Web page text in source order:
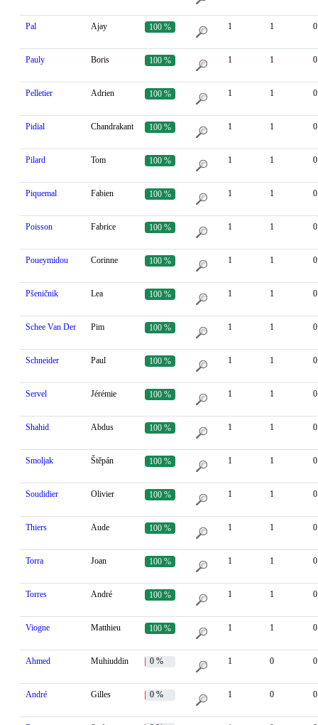
Pal Ajay 100 % 1 1 0
Pauly Boris 100 % 1 1 0
Pelletier Adrien 100 % 1 1 0
Pidial Chandrakant 100 % 1 1 0
Pilard Tom 100 % 1 1 0
Piquemal Fabien 100 % 1 1 0
Poisson Fabrice 100 % 1 1 0
Poueymidou Corinne 100 % 1 1 0
Pšeničnik Lea 100 % 1 1 0
Schee Van Der Pim 100 % 1 1 0
Schneider Paul 100 % 1 1 0
Servel Jérémie 100 % 1 1 0
Shahid Abdus 100 % 1 1 0
Smoljak Štěpán 100 % 1 1 0
Soudidier Olivier 100 % 1 1 0
Thiers Aude 100 % 1 1 0
Torra Joan 100 % 1 1 0
Torres André 100 % 1 1 0
Viogne Matthieu 100 % 1 1 0
Ahmed Muhiuddin 0 % 1 0 0
André Gilles 0 % 1 0 0